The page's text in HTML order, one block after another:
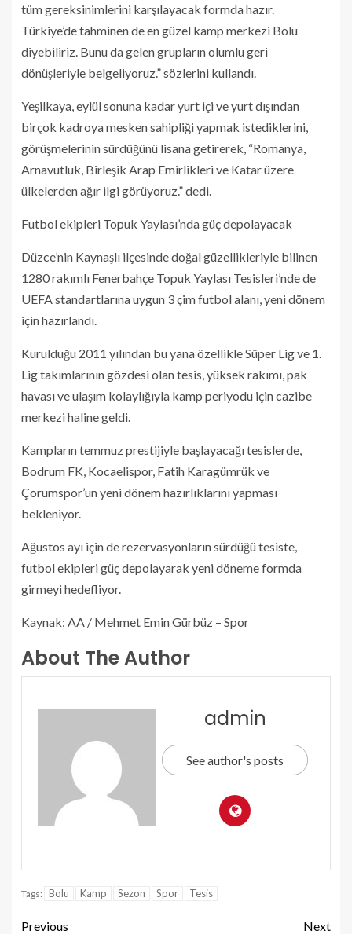
tüm gereksinimlerini karşılayacak formda hazır.
Türkiye’de tahminen de en güzel kamp merkezi Bolu
diyebiliriz. Bunu da gelen grupların olumlu geri
dönüşleriyle belgeliyoruz.” sözlerini kullandı.
Yeşilkaya, eylül sonuna kadar yurt içi ve yurt dışından
birçok kadroya mesken sahipliği yapmak istediklerini,
görüşmelerinin sürdüğünü lisana getirerek, “Romanya,
Arnavutluk, Birleşik Arap Emirlikleri ve Katar üzere
ülkelerden ağır ilgi görüyoruz.” dedi.
Futbol ekipleri Topuk Yaylası’nda güç depolayacak
Düzce’nin Kaynaşlı ilçesinde doğal güzellikleriyle bilinen
1280 rakımlı Fenerbahçe Topuk Yaylası Tesisleri’nde de
UEFA standartlarına uygun 3 çim futbol alanı, yeni dönem
için hazırlandı.
Kurulduğu 2011 yılından bu yana özellikle Süper Lig ve 1.
Lig takımlarının gözdesi olan tesis, yüksek rakımı, pak
havası ve ulaşım kolaylığıyla kamp periyodu için cazibe
merkezi haline geldi.
Kampların temmuz prestijiyle başlayacağı tesislerde,
Bodrum FK, Kocaelispor, Fatih Karagümrük ve
Çorumspor’un yeni dönem hazırlıklarını yapması
bekleniyor.
Ağustos ayı için de rezervasyonların sürdüğü tesiste,
futbol ekipleri güç depolayarak yeni döneme formda
girmeyi hedefliyor.
Kaynak: AA / Mehmet Emin Gürbüz – Spor
About The Author
admin
See author's posts
Tags: Bolu Kamp Sezon Spor Tesis
Previous
Next